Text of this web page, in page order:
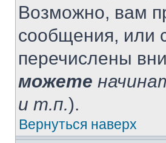
Возможно, вам
сообщения, или
перечислены
можете
и т.п.).
Вернуться наверх